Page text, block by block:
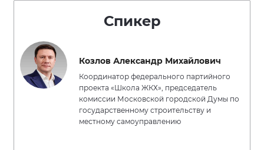
Спикер
Козлов Александр Михайлович
Координатор федерального партийного
проекта «Школа ЖКХ», председатель
комиссии Московской городской Думы по
государственному строительству и
местному самоуправлению